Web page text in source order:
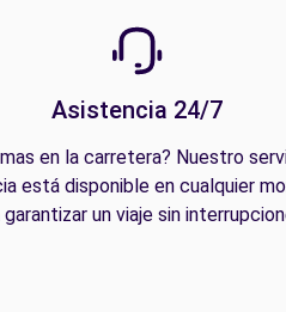
Asistencia 24/7
en la carretera? Nuestro
está disponible en cualquier
garantizar un viaje sin